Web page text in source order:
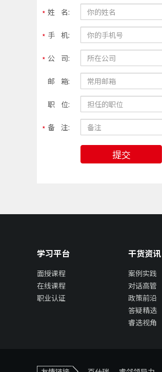
姓 名:
手 机:
公 司:
邮 箱:
职 位:
备 注:
提交
学习平台
面授课程
在线课程
职业认证
干货资讯
案例实践
对话高管
政策前沿
答疑精选
睿选视角